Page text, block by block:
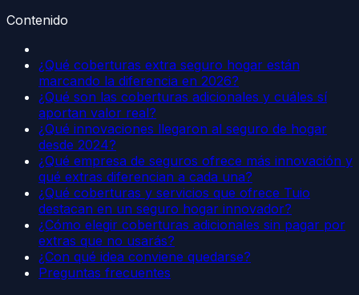
Contenido
¿Qué coberturas extra seguro hogar están
marcando la diferencia en 2026?
¿Qué son las coberturas adicionales y cuáles sí
aportan valor real?
¿Qué innovaciones llegaron al seguro de hogar
desde 2024?
¿Qué empresa de seguros ofrece más innovación y
qué extras diferencian a cada una?
¿Qué coberturas y servicios que ofrece Tuio
destacan en un seguro hogar innovador?
¿Cómo elegir coberturas adicionales sin pagar por
extras que no usarás?
¿Con qué idea conviene quedarse?
Preguntas frecuentes